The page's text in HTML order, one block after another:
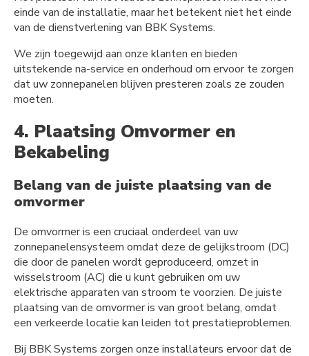
einde van de installatie, maar het betekent niet het einde
van de dienstverlening van BBK Systems.
We zijn toegewijd aan onze klanten en bieden
uitstekende na-service en onderhoud om ervoor te zorgen
dat uw zonnepanelen blijven presteren zoals ze zouden
moeten.
4. Plaatsing Omvormer en
Bekabeling
Belang van de juiste plaatsing van de
omvormer
De omvormer is een cruciaal onderdeel van uw
zonnepanelensysteem omdat deze de gelijkstroom (DC)
die door de panelen wordt geproduceerd, omzet in
wisselstroom (AC) die u kunt gebruiken om uw
elektrische apparaten van stroom te voorzien. De juiste
plaatsing van de omvormer is van groot belang, omdat
een verkeerde locatie kan leiden tot prestatieproblemen.
Bij BBK Systems zorgen onze installateurs ervoor dat de